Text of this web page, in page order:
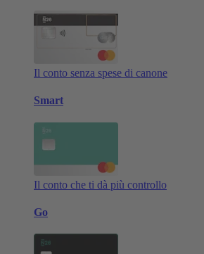
Il conto senza spese di canone
Smart
Il conto che ti dà più controllo
Go